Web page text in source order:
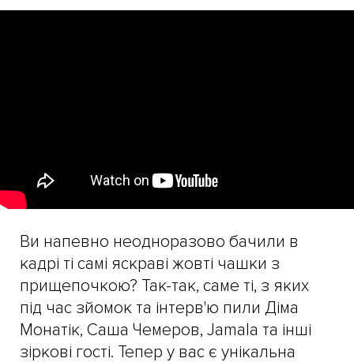
Ви напевно неодноразово бачили в
кадрі ті самі яскраві жовті чашки з
прищепочкою? Так-так, саме ті, з яких
під час зйомок та інтерв'ю пили Діма
Монатік, Саша Чемеров, Jamala та інші
зіркові гості. Тепер у вас є унікальна